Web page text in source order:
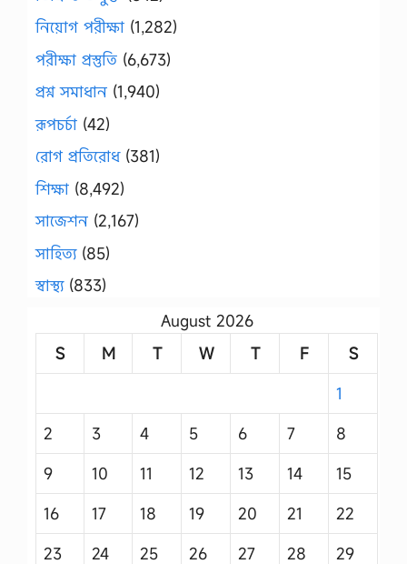
নিয়োগ পরীক্ষা (1,282)
পরীক্ষা প্রস্তুতি (6,673)
প্রশ্ন সমাধান (1,940)
রূপচর্চা (42)
রোগ প্রতিরোধ(381)
শিক্ষা (8,492)
সাজেশন (2,167)
সাহিত্য(85)
স্বাস্থ্য(833)
August 2026
S
M T W T F
S
1
2
3 4 5 6 7
8
9
10 11 12 13 14
15
16
17 18 19 20 21
22
23
24 25 26 27 28 29